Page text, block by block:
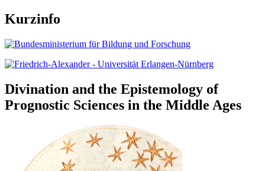
Kurzinfo
Divination and the Epistemology of
Prognostic Sciences in the Middle Ages